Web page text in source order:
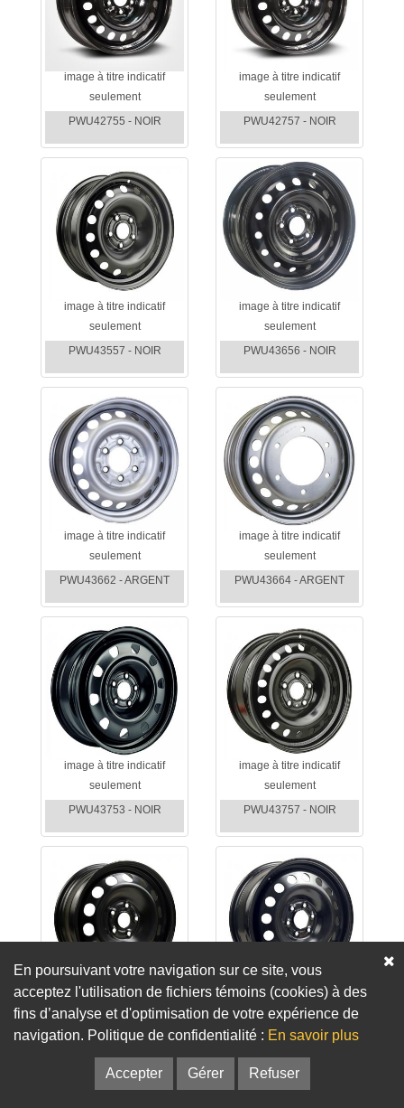
image à titre indicatif
seulement
PWU42755 - NOIR
image à titre indicatif
seulement
PWU42757 - NOIR
image à titre indicatif
seulement
PWU43557 - NOIR
image à titre indicatif
seulement
PWU43656 - NOIR
image à titre indicatif
seulement
PWU43662 - ARGENT
image à titre indicatif
seulement
PWU43664 - ARGENT
image à titre indicatif
seulement
PWU43753 - NOIR
image à titre indicatif
seulement
PWU43757 - NOIR
image à titre indicatif
seulement
PWU43759 - NOIR
image à titre indicatif
seulement
PWU43765 - NOIR
En poursuivant votre navigation sur ce site, vous
acceptez l'utilisation de fichiers témoins (cookies) à des
fins d’analyse et d'optimisation de votre expérience de
navigation. Politique de confidentialité : En savoir plus
Accepter Gérer Refuser